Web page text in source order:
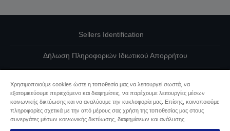
Sellers Identification
Δήλωση Πληροφοριών Ιδιωτικού Απορρήτου
Επικοινωνήστε μαζί μας για τα δεδομένα σας
Πληροφορίες σχετικά με τα cookie
Χρησιμοποιούμε cookies ώστε η τοποθεσία μας να λειτουργεί σωστά, να
εξατομικεύουμε περιεχόμενο και διαφημίσεις, να παρέχουμε λειτουργίες μέσων
κοινωνικής δικτύωσης και να αναλύουμε την κυκλοφορία μας. Επίσης, κοινοποιούμε
πληροφορίες σχετικά με την από μέρους σας χρήση της τοποθεσίας μας στους
συνεργάτες μέσων κοινωνικής δικτύωσης, διαφημίσεων και ανάλυσης.